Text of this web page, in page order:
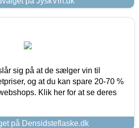
sig på at de sælger vin til
og at du kan spare 20-70 %
Klik her for at se deres
på Densidsteflaske.dk